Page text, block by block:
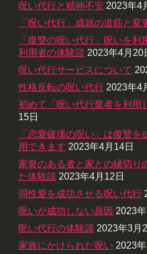
呪い代行と精神不安 2023年4
「呪い代行」成就の道筋と変
「復讐の呪い代行」呪いを
利用者の体験談 2023年4月20
呪い代行サービスについて
性格反転の呪い代行 2023年4
初めて「呪い代行業者を利用
15日
「恋愛破壊の呪い」は復讐
用できます 2023年4月14日
家督のある者と家との縁切り
た体験談 2023年4月12日
同性愛を成功させる呪い代行
呪いが成功しない原因 2023
呪い代行の体験談 2023年3月
家族にかけられた呪い 2023